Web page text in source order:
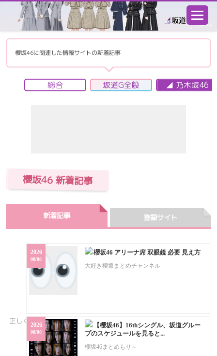
坂道あっぷ
櫻坂46に関連した情報サイトの新着記事
総合 坂道G全般 ◢ 乃木坂46
櫻坂46 新着記事
新着記事
櫻坂46 アリーナ席 双眼鏡 必要 見え方
大好き櫻坂まとめチャンネル
2026
08/08
【櫻坂46】16thシングル、坂道グルー
プのスケジュールを見ると...
櫻坂46まとめもり～
2026
08/08
登録サイト